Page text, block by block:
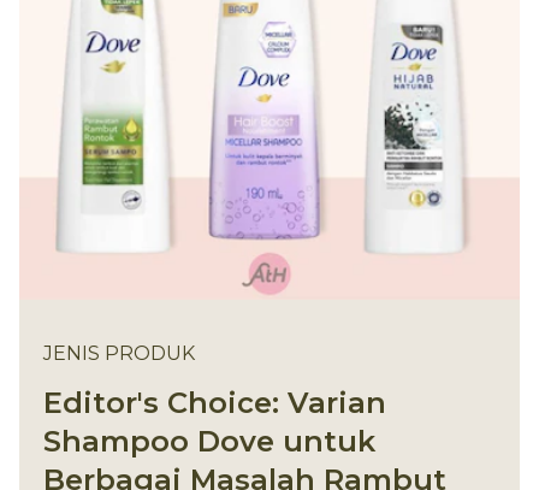
JENIS PRODUK
Editor's Choice: Varian
Shampoo Dove untuk
Berbagai Masalah Rambut